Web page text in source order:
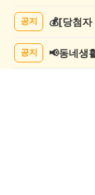
글
공지
공지 📢동네생